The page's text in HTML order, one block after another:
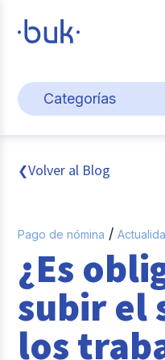
Categorías
Cultura y
Gestión de
Pago de nómina
Buk
Transformación
Tendencias y
❮Volver al Blog
Pago de nómina /
¿Es
subir el
los